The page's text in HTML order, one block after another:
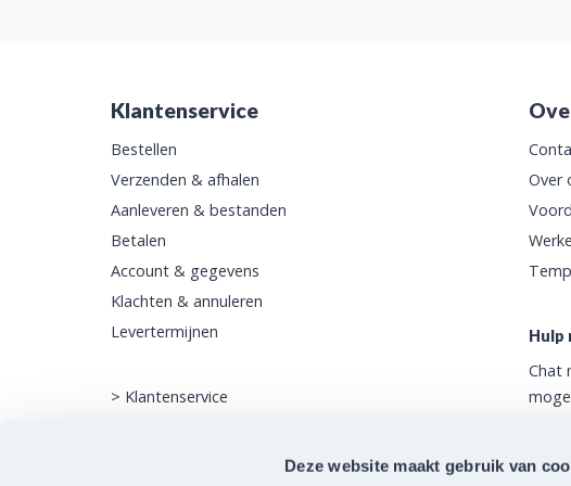
Deze website maakt gebruik van
Klantenservice
Bestellen
Verzenden & afhalen
Aanleveren & bestanden
Betalen
Account & gegevens
Klachten & annuleren
Levertermijnen
> Klantenservice
Over
Hulp
Chat